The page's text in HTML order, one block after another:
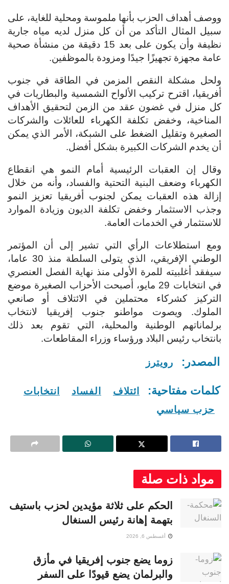
ووصف أهداف الحزب بأنها ملموسة ومحلية للغاية، على
سبيل المثال التأكد من أن كل منزل لديه مياه جارية
نظيفة وأن يكون على بعد 15 دقيقة من منشأة صحية
عامة مجهزة تجهيزًا جيدًا ومزودة بالموظفين.
ولحل مشكلة النقص المزمن في الطاقة في جنوب
أفريقيا، اقترح تركيب الألواح الشمسية والبطاريات في
كل منزل في غضون عقد من الزمن لتحقيق الأهداف
المناخية، وخفض تكلفة الكهرباء للعائلات والشركات
الصغيرة وتقليل الضغط على الشبكة، الأمر الذي يمكن
أن يخدم الشركات الكبيرة بشكل أفضل.
وقال إن العقبات الرئيسية أمام النمو هي انقطاع
الكهرباء وضعف البنية التحتية والفساد، وأنه من خلال
إزالة هذه العقبات يمكن لجنوب أفريقيا تعزيز النمو
وجذب الاستثمار وخفض تكلفة الديون وزيادة الموارد
للاستثمار في الخدمات العامة.
ومع استطلاعات الرأي التي تشير إلى أن المؤتمر
الوطني الإفريقي، الذي يتولى السلطة منذ 30 عاما،
سيفقد أغلبيته للمرة الأولى منذ نهاية الفصل العنصري
في انتخابات 29 مايو، أصبحت الأحزاب الصغيرة موضع
التركيز كشركاء محتملين في الائتلاف أو صانعي
الملوك. ويصوت مواطنو جنوب إفريقيا لانتخاب
برلماناتهم الوطنية والمحلية، التي تقوم بعد ذلك
بانتخاب رئيس البلاد ورؤساء وزراء المقاطعات.
المصدر: رويترز
كلمات مفتاحية: ائتلاف الفساد
انتخابات
حزب سياسي
مواد ذات صلة
الحكم على ثلاثة مؤيدين لحزب باستيف
بتهمة إهانة رئيس السنغال
أغسطس 6, 2026
زوما يضع جنوب إفريقيا في مأزق
والبرلمان يضع قيودًا على السفر